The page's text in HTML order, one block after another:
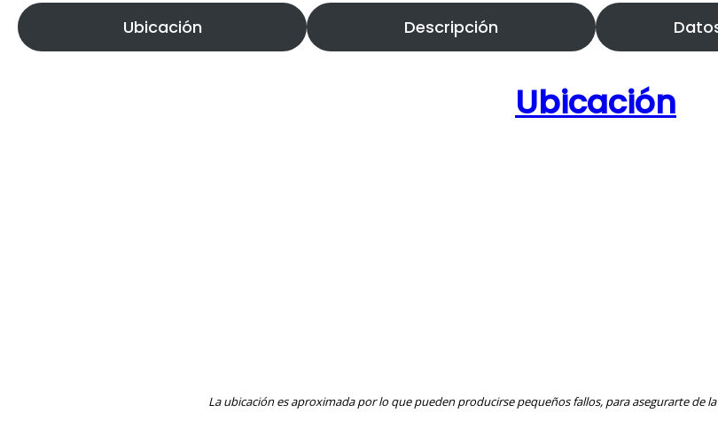
Ubicación Descripción
Ubicación
La ubicación es aproximada por lo que pueden producirse pequeños fallos, para asegurarte de